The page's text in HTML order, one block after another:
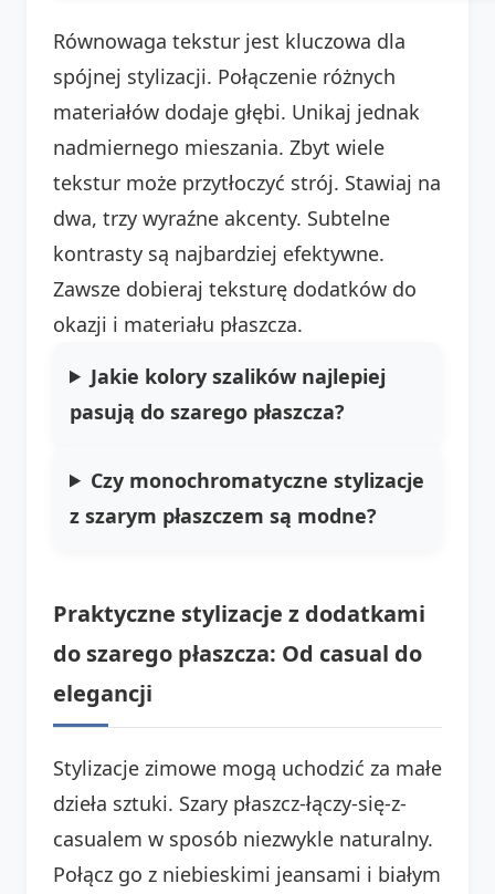
Równowaga tekstur jest kluczowa dla
spójnej stylizacji. Połączenie różnych
materiałów dodaje głębi. Unikaj jednak
nadmiernego mieszania. Zbyt wiele
tekstur może przytłoczyć strój. Stawiaj na
dwa, trzy wyraźne akcenty. Subtelne
kontrasty są najbardziej efektywne.
Zawsze dobieraj teksturę dodatków do
okazji i materiału płaszcza.
Jakie kolory szalików najlepiej
pasują do szarego płaszcza?
Czy monochromatyczne stylizacje
z szarym płaszczem są modne?
Praktyczne stylizacje z dodatkami
do szarego płaszcza: Od casual do
elegancji
Stylizacje zimowe mogą uchodzić za małe
dzieła sztuki. Szary płaszcz-łączy-się-z-
casualem w sposób niezwykle naturalny.
Połącz go z niebieskimi jeansami i białym